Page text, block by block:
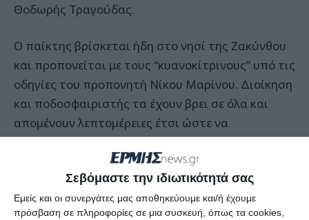
Σεβόμαστε την ιδιωτικότητά σας
Εμείς και οι συνεργάτες μας αποθηκεύουμε και/ή έχουμε
πρόσβαση σε πληροφορίες σε μια συσκευή, όπως τα cookies,
Θοδωρής Τραγούδας.
Ο παίκτης βρίσκεται ήδη στο νησί της Ζακύνθου
και προπονείται με τους “κυανοκίτρινους” υπό τις
οδηγίες του προπονητή Νίκου Μαρίνου. Διοίκηση
και ποδοσφαιριστής τα έχουν βρει σε όλα και
απομένουν λεπτομέρειες έτσι ώστε να
ολοκληρωθεί η μεταγραφή. Αξίζει να αναφέρουμε
ότι μέχρι στιγμής η διοίκηση των
“κυανοκίτρινων” τηρεί σιγήν ιχθύος για την
συγκεκριμένη υπόθεση.